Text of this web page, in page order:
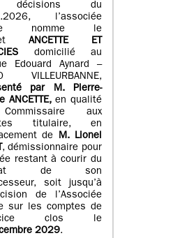
décisions du
l’associée
nomme le
ANCETTE ET
domicilié au
Edouard Aynard –
VILLEURBANNE,
par M.Pierre-
ANCETTE, en qualité
aux
titulaire, en
de M.Lionel
, démissionnaire pour
restant à courir du
de son
soit jusqu’à
de l’Associée
sur les comptes de
clos le
2029.